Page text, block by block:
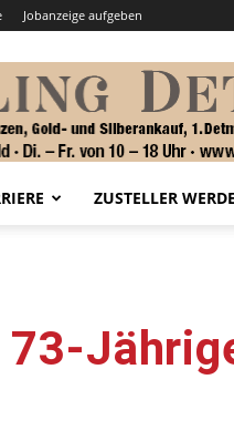
Jobanzeige aufgeben
ZUSTELLER